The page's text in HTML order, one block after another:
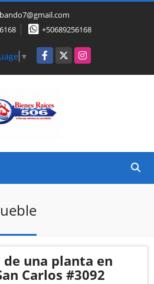
+50689256168
▼ Facebook
X Instagram
de una planta en
Carlos #3092